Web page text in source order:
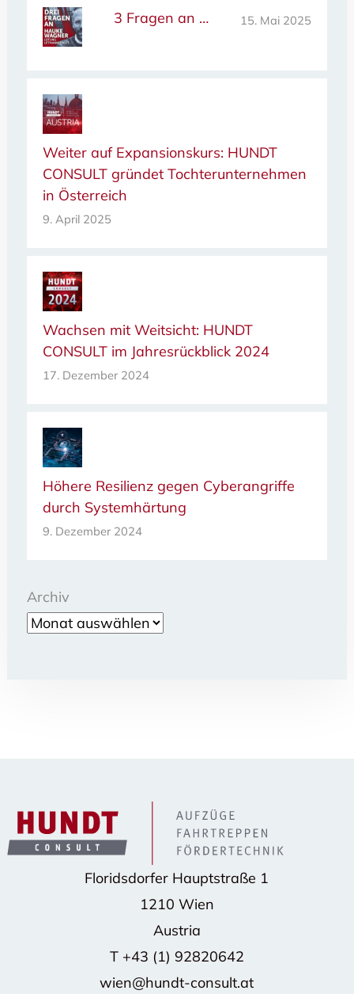
3 Fragen an … 15. Mai 2025
Weiter auf Expansionskurs: HUNDT
CONSULT gründet Tochterunternehmen
in Österreich
9. April 2025
Wachsen mit Weitsicht: HUNDT
CONSULT im Jahresrückblick 2024
17. Dezember 2024
Höhere Resilienz gegen Cyberangriffe
durch Systemhärtung
9. Dezember 2024
Archiv
Floridsdorfer Hauptstraße 1
1210 Wien
Austria
T +43 (1) 92820642
wien@hundt-consult.at